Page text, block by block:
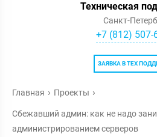
Техническая
Санкт-
+7 (812) 507-
ЗАЯВКА В ТЕХ
Главная Проекты
Сбежавший админ: как не надо
администрированием серверов